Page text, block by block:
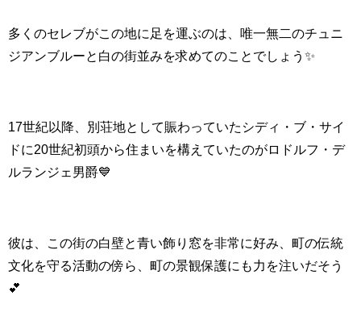
多くのセレブがこの地に足を運ぶのは、 唯一無二のチュニ
ジアンブルーと白の街並みを求めてのことでしょう✨
17世紀以降、別荘地として賑わっていたシディ・ブ・サイ
ドに20世紀初頭から住まいを構えていたのがロドルフ・デ
ルランジェ男爵💙
彼は、この街の白壁と青い飾り窓を非常に好み、町の伝統
文化を守る活動の傍ら、 町の景観保護にも力を注いだそう
💕